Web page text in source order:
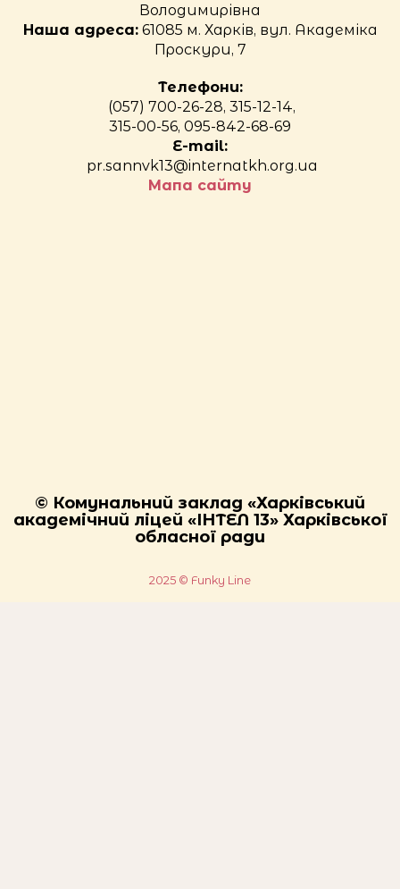
Володимирівна
Наша адреса:61085 м. Харків, вул. Академіка
Проскури, 7
Телефони:
(057) 700-26-28, 315-12-14,
315-00-56, 095-842-68-69
E-mail:
pr.sannvk13@internatkh.org.ua
Мапа сайту
© Комунальний заклад «Харківський
академічний ліцей «ІНТЕЛ 13» Харківської
обласної ради
2025 © Funky Line